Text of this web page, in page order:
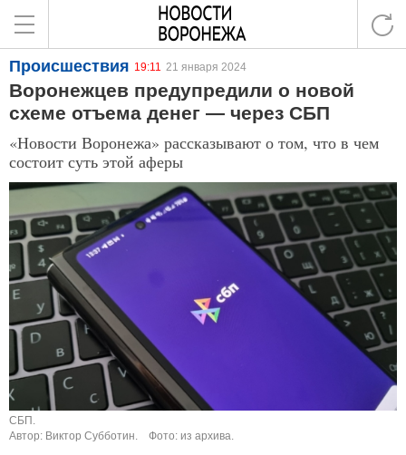
Происшествия 19:11 21 января 2024
Воронежцев предупредили о новой
схеме отъема денег — через СБП
«Новости Воронежа» рассказывают о том, что в чем
состоит суть этой аферы
СБП.
Автор: Виктор Субботин.
Фото: из архива.